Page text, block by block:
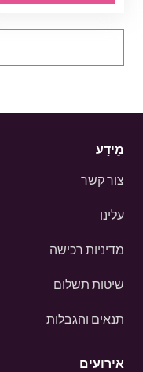
מֵידָע
צור קשר
עלינו
מדיניות רכישה
שיטות תשלום
תנאים והגבלות
אירועים